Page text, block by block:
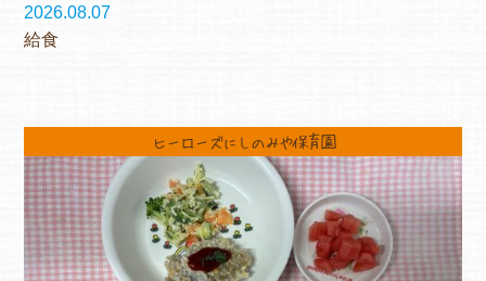
2026.08.07
給食
ヒーローズにしのみや保育園